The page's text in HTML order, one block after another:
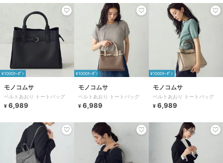
¥1000ｸｰﾎﾟﾝ
モノコムサ
ベルトあおり トートバッグ
¥ 6,989
¥1000ｸｰﾎﾟﾝ
モノコムサ
ベルトあおり トートバッグ
¥ 6,989
¥1000ｸｰﾎﾟﾝ
モノコムサ
ベルトあおり トートバッグ
¥ 6,989